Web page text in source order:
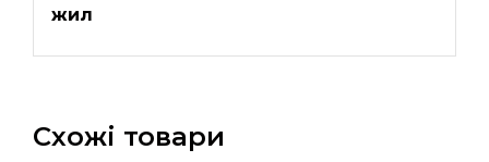
жил
Схожі товари